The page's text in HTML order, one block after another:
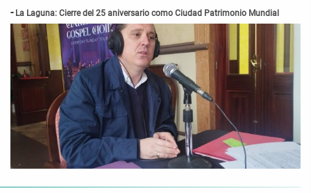
La Laguna: Cierre del 25 aniversario como Ciudad Patrimonio Mundial